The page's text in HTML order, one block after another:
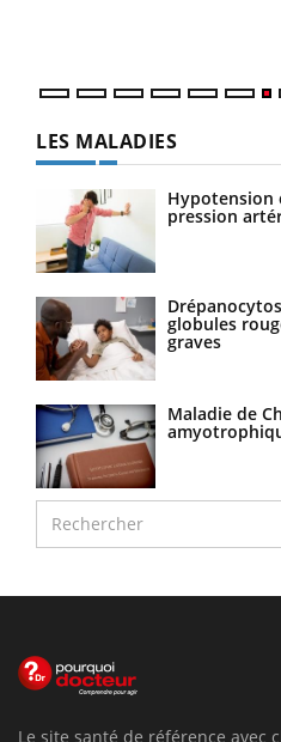
LES MALADIES
Hypotension
pression
globules
graves
Maladie de
Le site santé de référence avec